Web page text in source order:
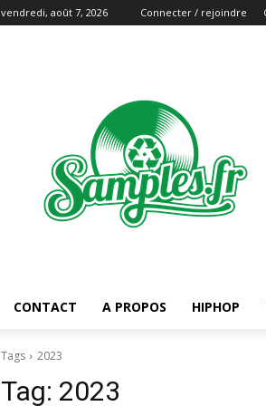
vendredi, août 7, 2026 Connecter / rejoindre
CONTACT A PROPOS HIPHOP
Tags 2023
Tag: 2023